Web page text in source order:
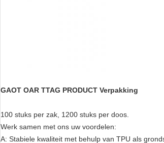
GAOT OAR TTAG PRODUCT Verpakking
100 stuks per zak, 1200 stuks per doos.
Werk samen met ons uw voordelen:
A: Stabiele kwaliteit met behulp van TPU als